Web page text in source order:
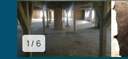
1 / 6